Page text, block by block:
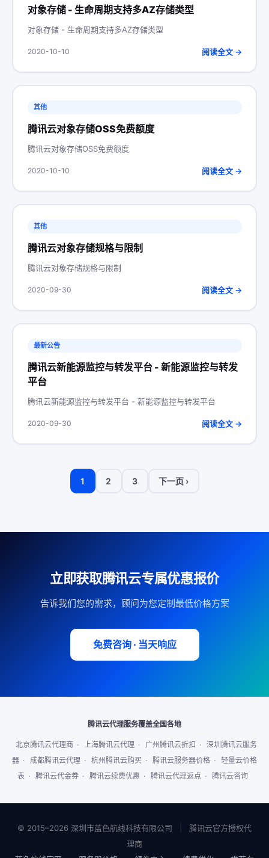
对象存储 - 生命周期支持多AZ存储类型
对象存储 - 生命周期支持多AZ存储类型
2020-10-10 阅读全文 →
其他
腾讯云对象存储OSS免费额度
腾讯云对象存储OSS免费额度
2020-10-10 阅读全文 →
其他
腾讯云对象存储规格与限制
腾讯云对象存储规格与限制
2020-09-30 阅读全文 →
最新公告
腾讯云新能源监控与转发平台 - 新能源监控与转发
平台
腾讯云新能源监控与转发平台 - 新能源监控与转发平台
2020-09-30 阅读全文 →
1 2 3 下一页 ›
立即获取腾讯云专属优惠报价
告诉我们您的需求，顾问为您定制最低价格方案
免费咨询 · 当天响应
腾讯云代理服务覆盖全国各地
北京腾讯云代理商 · 上海腾讯云代理 · 广州腾讯云折扣 · 深圳腾讯云服务
器 · 成都腾讯云代理 · 杭州腾讯云购买 · 腾讯云服务器价格 · 轻量云价格
表 · 腾讯云代金券 · 腾讯云续费优惠 · 腾讯云代理返点 · 腾讯云咨询
© 2015–2026 深圳市蓝色航线科技有限公司
腾讯云官方授权代
理商